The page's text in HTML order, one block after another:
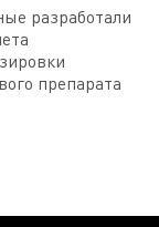
разработали
препарата